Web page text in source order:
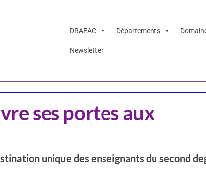
DRAEAC Départements
Newsletter
ses portes aux
unique des enseignants du second